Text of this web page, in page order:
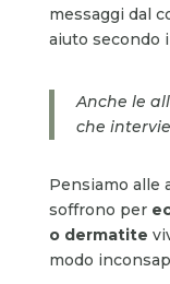
messaggi dal
aiuto secondo
Anche le
che
Pensiamo alle
soffrono per
o dermatite
modo